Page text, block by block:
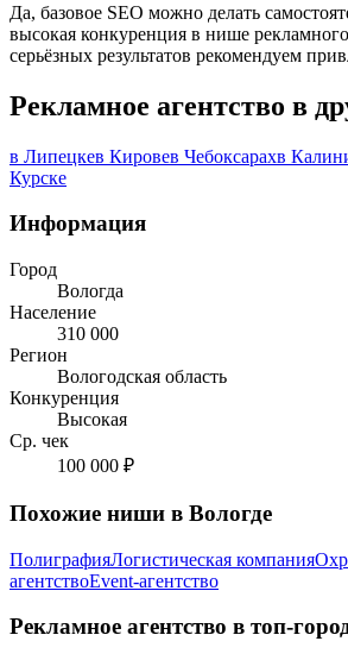
Да, базовое SEO можно делать
высокая конкуренция в нише
серьёзных результатов рекомендуем
Рекламное агентство в
в Липецкев Кировев Чебоксарахв
Курске
Информация
Город
Вологда
Население
310 000
Регион
Вологодская область
Конкуренция
Высокая
Ср. чек
100 000 ₽
Похожие ниши в Вологде
ПолиграфияЛогистическая компания
агентствоEvent-агентство
Рекламное агентство в топ-